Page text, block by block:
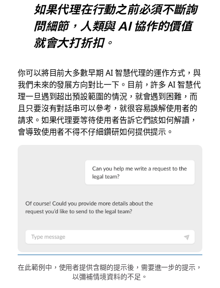
如果代理在行動之前必須不斷詢
問細節，人類與 AI 協作的價值
就會大打折扣。
你可以將目前大多數早期 AI 智慧代理的運作方式，與
我們未來的發展方向對比一下。目前，許多 AI 智慧代
理一旦遇到超出預設範圍的情況，就會遇到困難，而
且只要沒有對話串可以參考，就很容易誤解使用者的
請求。如果代理要等待使用者告訴它們該如何解讀，
會導致使用者不得不仔細鑽研如何提供提示。
在此範例中，使用者提供含糊的提示後，需要進一步的提示，
以彌補情境資料的不足。